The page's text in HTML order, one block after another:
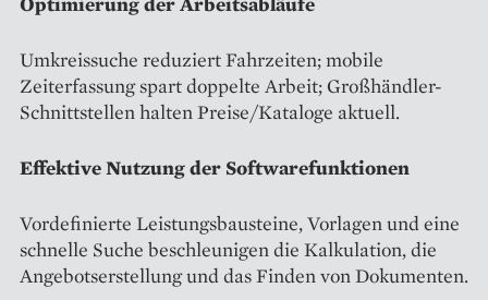
Umkreissuche reduziert Fahrzeiten; mobile
Zeiterfassung spart doppelte Arbeit; Großhändler-
Schnittstellen halten Preise/Kataloge aktuell.
Effektive Nutzung der Softwarefunktionen
Vordefinierte Leistungsbausteine, Vorlagen und eine
schnelle Suche beschleunigen die Kalkulation, die
Angebotserstellung und das Finden von Dokumenten.